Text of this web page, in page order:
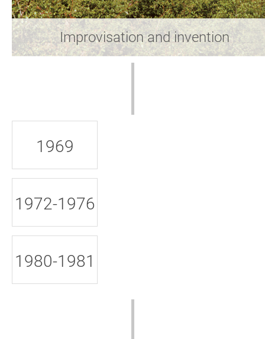
Improvisation and invention
1969
1972-1976
1980-1981